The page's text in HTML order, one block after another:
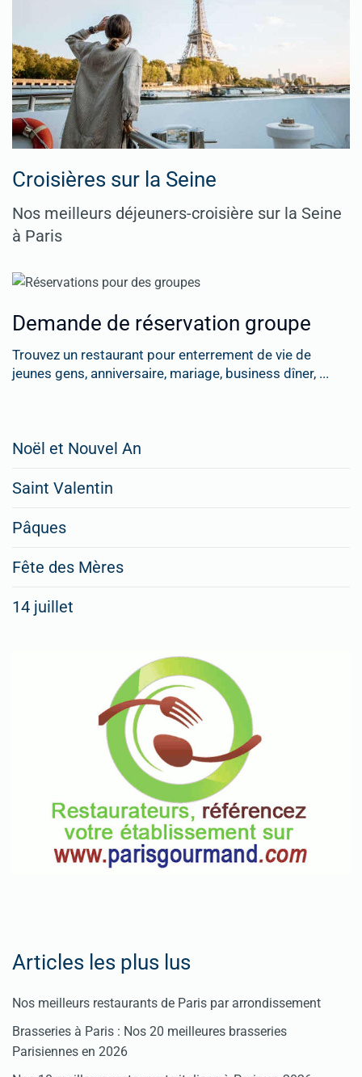
Croisières sur la Seine
Nos meilleurs déjeuners-croisière sur la Seine
à Paris
Demande de réservation groupe
Trouvez un restaurant pour enterrement de vie de
jeunes gens, anniversaire, mariage, business dîner, ...
rubriques
Spéciales
Fêtes
Pour
enregistrer
votre
restaurant
Noël et Nouvel An
Saint Valentin
Pâques
Fête des Mères
14 juillet
Articles les plus lus
Nos meilleurs restaurants de Paris par arrondissement
Brasseries à Paris : Nos 20 meilleures brasseries
Parisiennes en 2026